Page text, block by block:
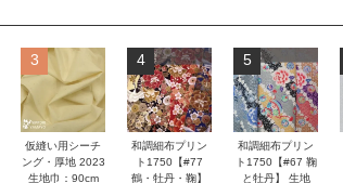
3
仮縫い用シーチ
ング・厚地 2023
生地巾：90cm
4
和調細布プリン
ト1750【#77
鶴・牡丹・鞠】
5
和調細布プリン
ト1750【#67 鞠
と牡丹】 生地